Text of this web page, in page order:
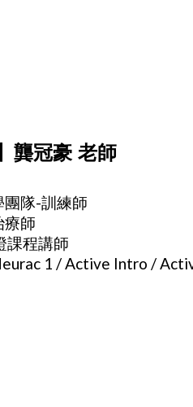
龔冠豪 老師
團隊-訓練師
療師
課程講師
1 / Active Intro /